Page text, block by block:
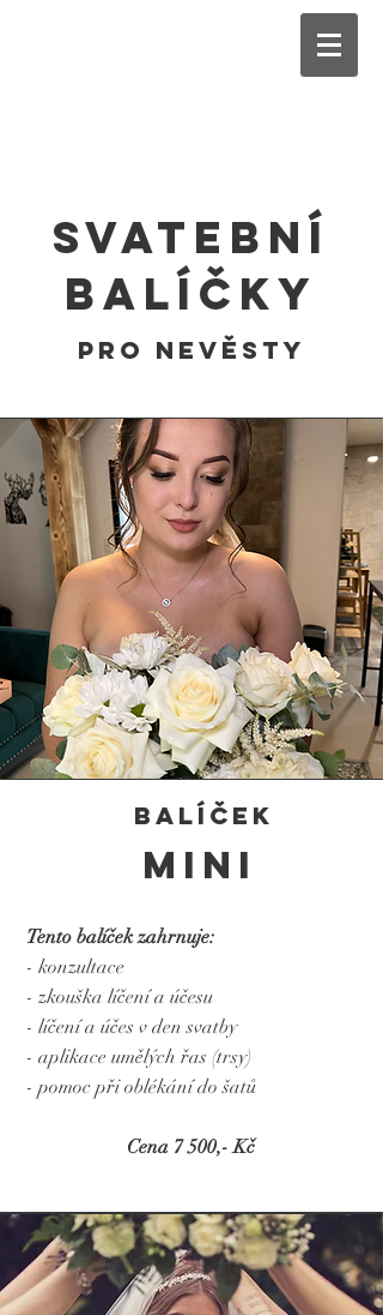
svatební
balíčky
pro nevěsty
balíček
mini
Tento balíček zahrnuje:
- konzultace
- zkouška líčení a účesu
- líčení a účes v den svatby
- aplikace umělých řas (trsy)
- pomoc při oblékání do šatů
Cena 7 500,- Kč